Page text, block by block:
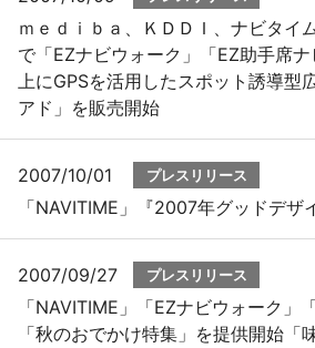
ｍｅｄｉｂａ、ＫＤＤＩ、ナビタイ
で「EZナビウォーク」「EZ助手席ナ
上にGPSを活用したスポット誘導型
アド」を販売開始
2007/10/01 プレスリリース
「NAVITIME」『2007年グッドデザ
2007/09/27 プレスリリース
「NAVITIME」「EZナビウォーク」
「秋のおでかけ特集」を提供開始「